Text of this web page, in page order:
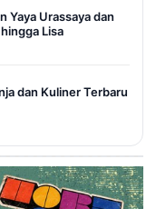
Yaya Urassaya dan
Lisa
dan Kuliner Terbaru